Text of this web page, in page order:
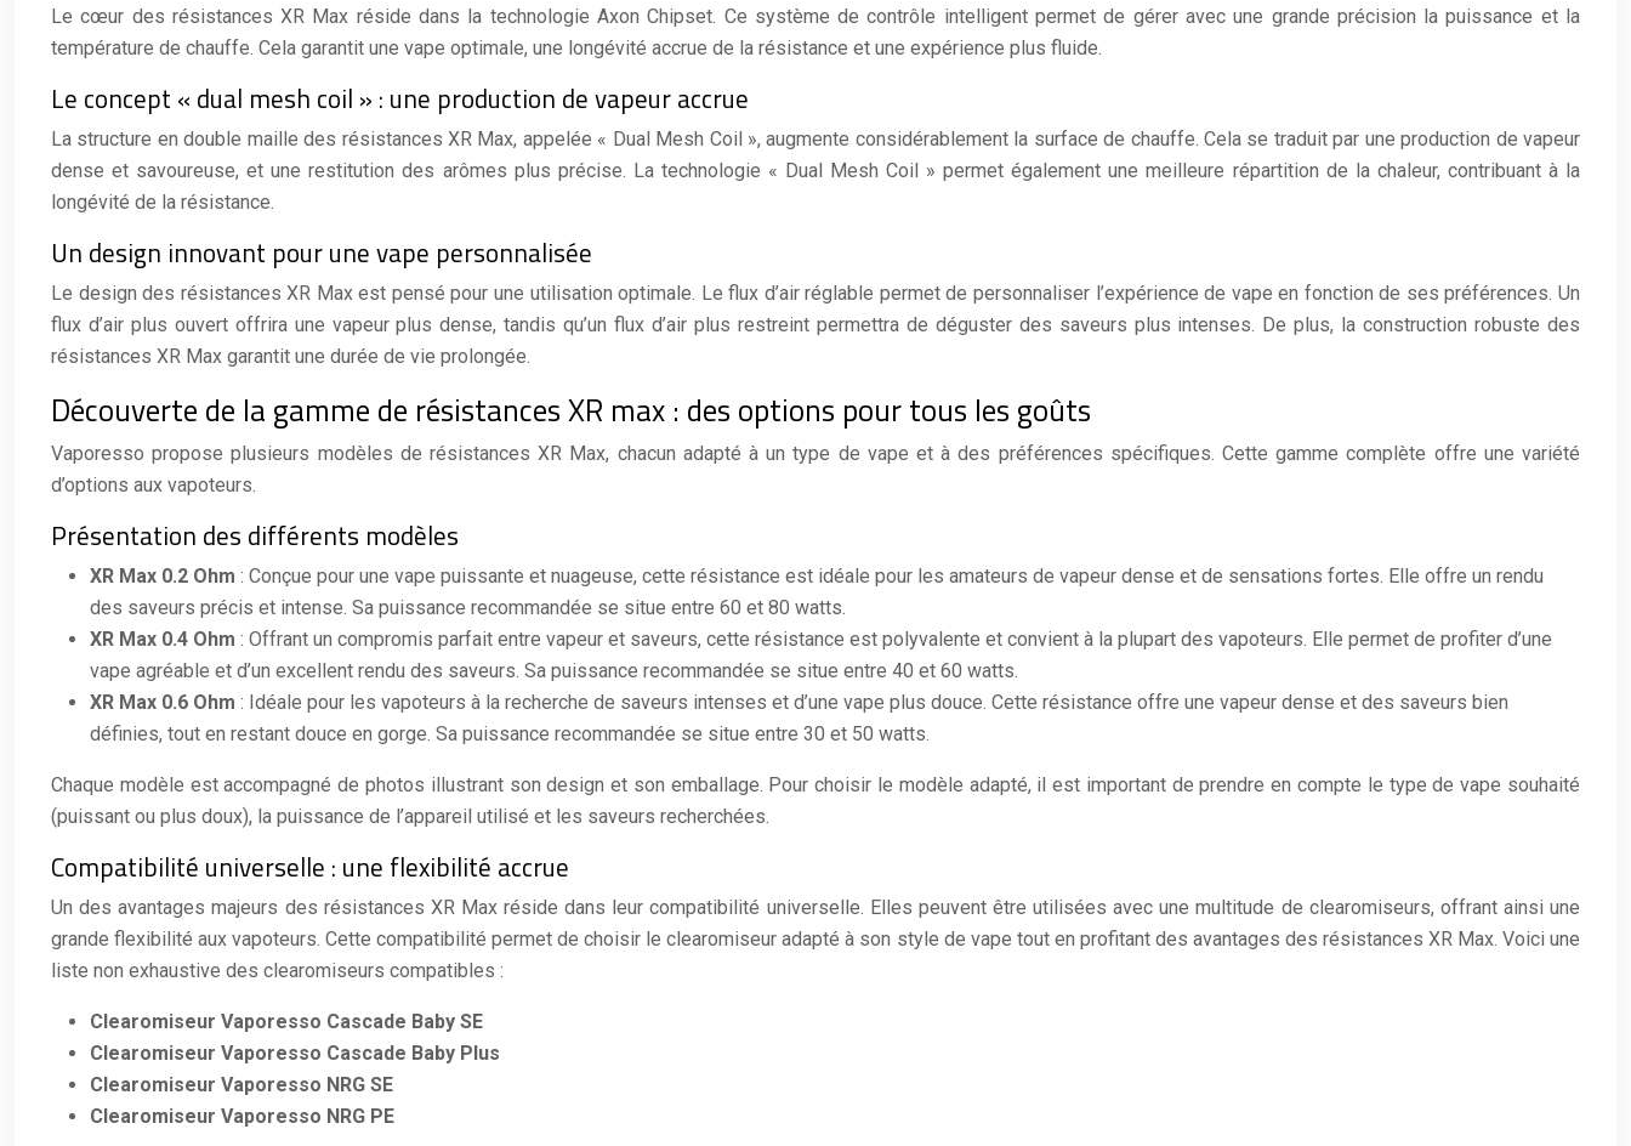
Le cœur des résistances XR Max réside dans la technologie Axon Chipset. Ce système de contrôle intelligent permet de gérer avec une grande précision la puissance et la
température de chauffe. Cela garantit une vape optimale, une longévité accrue de la résistance et une expérience plus fluide.
Le concept « dual mesh coil » : une production de vapeur accrue
La structure en double maille des résistances XR Max, appelée « Dual Mesh Coil », augmente considérablement la surface de chauffe. Cela se traduit par une production de vapeur
dense et savoureuse, et une restitution des arômes plus précise. La technologie « Dual Mesh Coil » permet également une meilleure répartition de la chaleur, contribuant à la
longévité de la résistance.
Un design innovant pour une vape personnalisée
Le design des résistances XR Max est pensé pour une utilisation optimale. Le flux d’air réglable permet de personnaliser l’expérience de vape en fonction de ses préférences. Un
flux d’air plus ouvert offrira une vapeur plus dense, tandis qu’un flux d’air plus restreint permettra de déguster des saveurs plus intenses. De plus, la construction robuste des
résistances XR Max garantit une durée de vie prolongée.
Découverte de la gamme de résistances XR max : des options pour tous les goûts
Vaporesso propose plusieurs modèles de résistances XR Max, chacun adapté à un type de vape et à des préférences spécifiques. Cette gamme complète offre une variété
d’options aux vapoteurs.
Présentation des différents modèles
XR Max 0.2 Ohm : Conçue pour une vape puissante et nuageuse, cette résistance est idéale pour les amateurs de vapeur dense et de sensations fortes. Elle offre un rendu
des saveurs précis et intense. Sa puissance recommandée se situe entre 60 et 80 watts.
XR Max 0.4 Ohm : Offrant un compromis parfait entre vapeur et saveurs, cette résistance est polyvalente et convient à la plupart des vapoteurs. Elle permet de profiter d’une
vape agréable et d’un excellent rendu des saveurs. Sa puissance recommandée se situe entre 40 et 60 watts.
XR Max 0.6 Ohm : Idéale pour les vapoteurs à la recherche de saveurs intenses et d’une vape plus douce. Cette résistance offre une vapeur dense et des saveurs bien
définies, tout en restant douce en gorge. Sa puissance recommandée se situe entre 30 et 50 watts.
Chaque modèle est accompagné de photos illustrant son design et son emballage. Pour choisir le modèle adapté, il est important de prendre en compte le type de vape souhaité
(puissant ou plus doux), la puissance de l’appareil utilisé et les saveurs recherchées.
Compatibilité universelle : une flexibilité accrue
Un des avantages majeurs des résistances XR Max réside dans leur compatibilité universelle. Elles peuvent être utilisées avec une multitude de clearomiseurs, offrant ainsi une
grande flexibilité aux vapoteurs. Cette compatibilité permet de choisir le clearomiseur adapté à son style de vape tout en profitant des avantages des résistances XR Max. Voici une
liste non exhaustive des clearomiseurs compatibles :
Clearomiseur Vaporesso Cascade Baby SE
Clearomiseur Vaporesso Cascade Baby Plus
Clearomiseur Vaporesso NRG SE
Clearomiseur Vaporesso NRG PE